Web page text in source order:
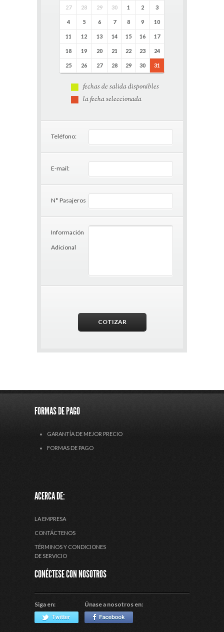
27 28 29 30 1 2 3
4 5 6 7 8 9 10
11 12 13 14 15 16 17
18 19 20 21 22 23 24
25 26 27 28 29 30 31
fechas de salida disponibles
la fecha seleccionada
Teléfono:
E-mail:
N° Pasajeros
Información
Adicional
FORMAS DE PAGO
GARANTÍA DE MEJOR PRECIO
FORMAS DE PAGO
ACERCA DE:
LA EMPRESA
CONTÁCTENOS
TÉRMINOS Y CONDICIONES
DE SERVICIO
CONÉCTESE CON NOSOTROS
Siga en: Únase a nosotros en: